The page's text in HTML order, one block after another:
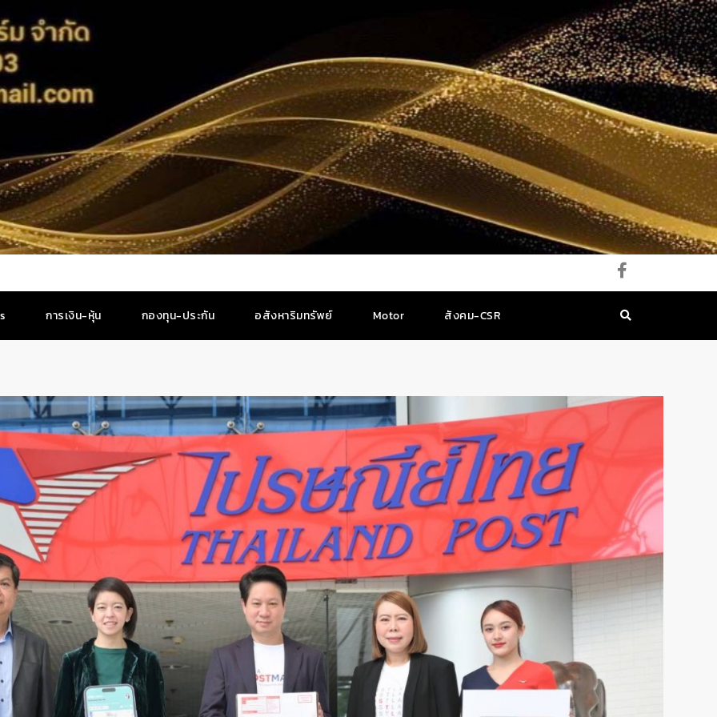
การเงิน-หุ้น กองทุน-ประกัน อสังหาริมทรัพย์ Motor สังคม-CSR